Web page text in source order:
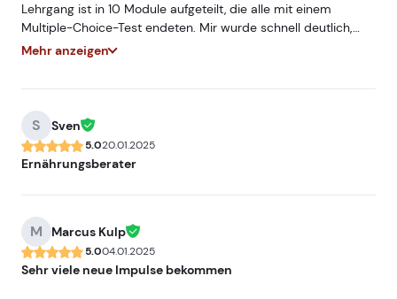
Lehrgang ist in 10 Module aufgeteilt, die alle mit einem
Multiple-Choice-Test endeten. Mir wurde schnell deutlich,
dass man für diesen Lehrgang mindestens die B-Lizenz
ein oder andere in meinen eigenen Ernährungsplan eingebaut
und schon mehrfach diesen Aha- und Ach-guck-Effekt
gehabt. Wer Sportler ernährungstechnisch auf Wettkämpfe
vorbereiten will, kann hier viel lernen.
Mehr anzeigen
S Sven
5.020.01.2025
Ernährungsberater
M Marcus Kulp
5.004.01.2025
Sehr viele neue Impulse bekommen